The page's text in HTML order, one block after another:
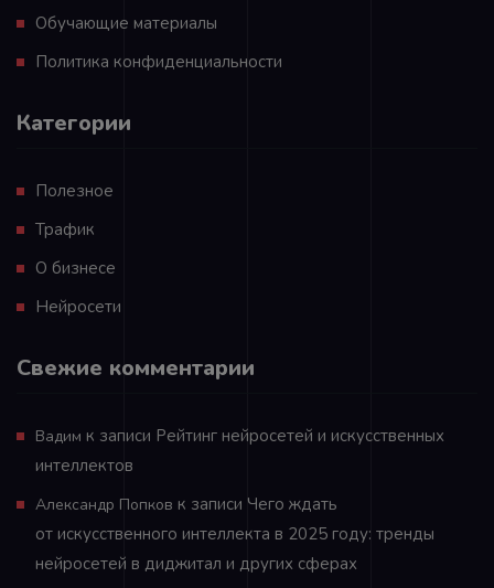
Обучающие материалы
Политика конфиденциальности
Категории
Полезное
Трафик
О бизнесе
Нейросети
Свежие комментарии
Вадим к записи Рейтинг нейросетей и искусственных
интеллектов
Александр Попков к записи Чего ждать
от искусственного интеллекта в 2025 году: тренды
нейросетей в диджитал и других сферах